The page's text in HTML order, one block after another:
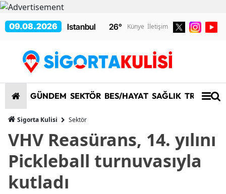
09.08.2026 26° Künye İletişim
GÜNDEM SEKTÖR BES/HAYAT SAĞLIK TRAFİK/
Sigorta Kulisi Sektör
VHV Reasürans, 14. yılını
Pickleball turnuvasıyla
kutladı